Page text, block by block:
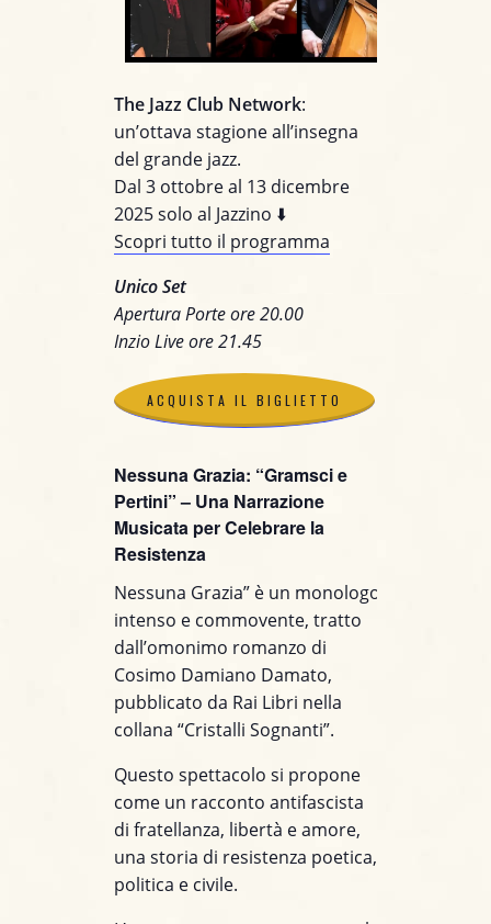
The Jazz Club Network:
un’ottava stagione all’insegna
del grande jazz.
Dal 3 ottobre al 13 dicembre
2025 solo al Jazzino ⬇️
Scopri tutto il programma
Unico Set
Apertura Porte ore 20.00
Inzio Live ore 21.45
ACQUISTA IL BIGLIETTO
Nessuna Grazia: “Gramsci e
Pertini” – Una Narrazione
Musicata per Celebrare la
Resistenza
Nessuna Grazia” è un monologo
intenso e commovente, tratto
dall’omonimo romanzo di
Cosimo Damiano Damato,
pubblicato da Rai Libri nella
collana “Cristalli Sognanti”.
Questo spettacolo si propone
come un racconto antifascista
di fratellanza, libertà e amore,
una storia di resistenza poetica,
politica e civile.